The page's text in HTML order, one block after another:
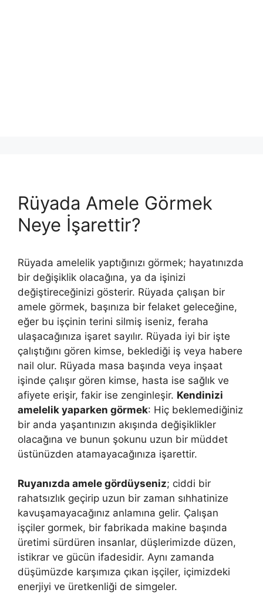
Rüyada Amele Görmek
Neye İşarettir?
Rüyada amelelik yaptığınızı görmek; hayatınızda
bir değişiklik olacağına, ya da işinizi
değiştireceğinizi gösterir. Rüyada çalışan bir
amele görmek, başınıza bir felaket geleceğine,
eğer bu işçinin terini silmiş iseniz, feraha
ulaşacağınıza işaret sayılır. Rüyada iyi bir işte
çalıştığını gören kimse, beklediği iş veya habere
nail olur. Rüyada masa başında veya inşaat
işinde çalışır gören kimse, hasta ise sağlık ve
afiyete erişir, fakir ise zenginleşir. Kendinizi
amelelik yaparken görmek: Hiç beklemediğiniz
bir anda yaşantınızın akışında değişiklikler
olacağına ve bunun şokunu uzun bir müddet
üstünüzden atamayacağınıza işarettir.
Ruyanızda amele gördüyseniz; ciddi bir
rahatsızlık geçirip uzun bir zaman sıhhatinize
kavuşamayacağınız anlamına gelir. Çalışan
işçiler gormek, bir fabrikada makine başında
üretimi sürdüren insanlar, düşlerimizde düzen,
istikrar ve gücün ifadesidir. Aynı zamanda
düşümüzde karşımıza çıkan işçiler, içimizdeki
enerjiyi ve üretkenliği de simgeler.